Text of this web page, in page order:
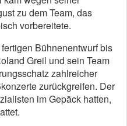
zu dem Team, das
vorbereitete.
Bühnenentwurf bis
Greil und sein Team
zahlreicher
zurückgreifen. Der
im Gepäck hatten,